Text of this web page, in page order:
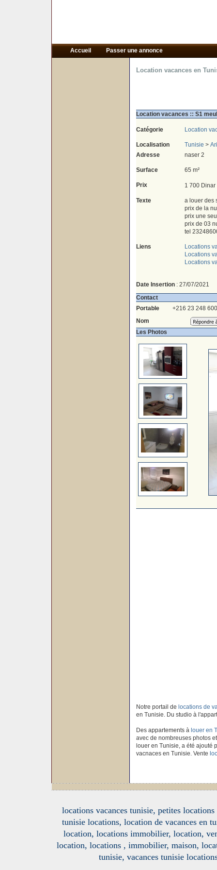
Accueil Passer une annonce
Location vacances en
Location vacances :: S1
Catégorie Location
Localisation Tunisie >
Adresse
naser 2
Surface 65 m²
Prix 1 700
Texte
a louer des
prix de la
prix une
prix de 03
tel
Liens
Locations
Locations
Locations
Date Insertion: 27/07/2021
Contact
Portable
+216 23 248 600
Nom
Les Photos
Notre portail de locations de
en Tunisie. Du studio à
Des appartements à louer en
avec de nombreuses photos
louer en Tunisie, a été ajouté
vacnaces en Tunisie. Vente
locations vacances tunisie, petites
tunisie locations, location de vacances en
location, locations immobilier, location,
location, locations , immobilier, maison,
tunisie, vacances tunisie